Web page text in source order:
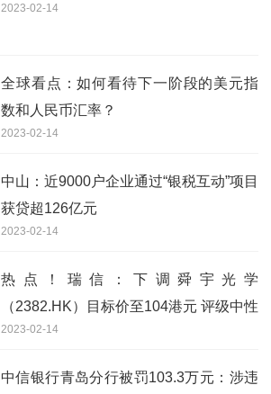
2023-02-14
全球看点：如何看待下一阶段的美元指
数和人民币汇率？
2023-02-14
中山：近9000户企业通过“银税互动”项目
获贷超126亿元
2023-02-14
热点！瑞信：下调舜宇光学
（2382.HK）目标价至104港元 评级中性
2023-02-14
中信银行青岛分行被罚103.3万元：涉违